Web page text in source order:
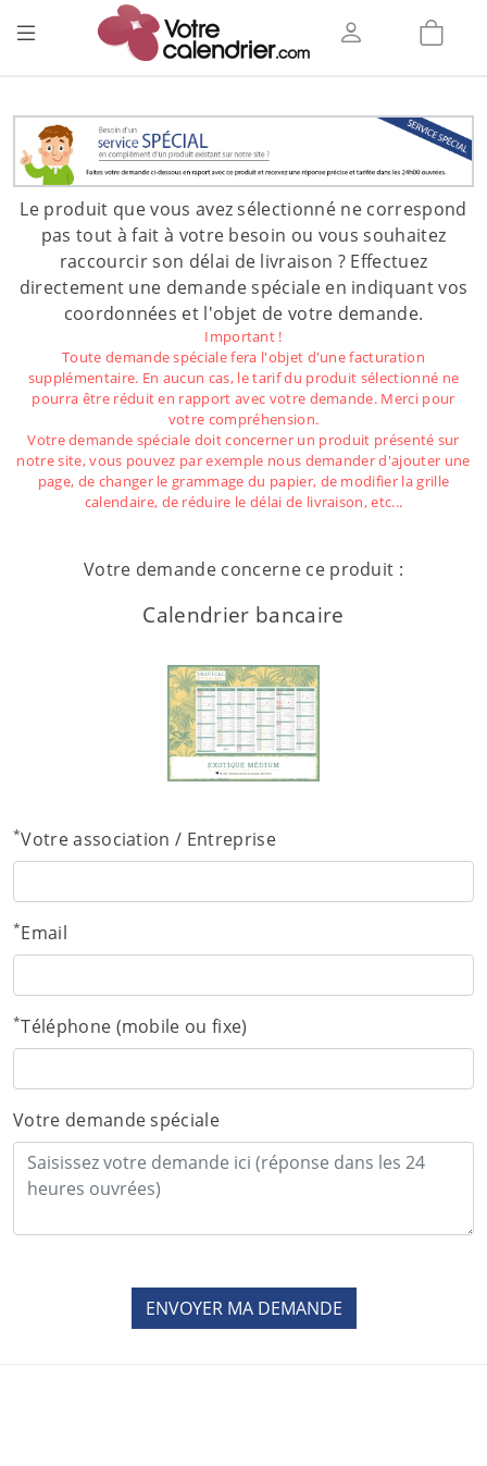
Le produit que vous avez sélectionné ne correspond
pas tout à fait à votre besoin ou vous souhaitez
raccourcir son délai de livraison ? Effectuez
directement une demande spéciale en indiquant vos
coordonnées et l'objet de votre demande.
Important !
Toute demande spéciale fera l'objet d'une facturation
supplémentaire. En aucun cas, le tarif du produit sélectionné ne
pourra être réduit en rapport avec votre demande. Merci pour
votre compréhension.
Votre demande spéciale doit concerner un produit présenté sur
notre site, vous pouvez par exemple nous demander d'ajouter une
page, de changer le grammage du papier, de modifier la grille
calendaire, de réduire le délai de livraison, etc...
Votre demande concerne ce produit :
Calendrier bancaire
*Votre association / Entreprise
*Email
*Téléphone (mobile ou fixe)
Votre demande spéciale